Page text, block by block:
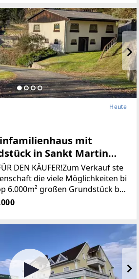
Heute
mit
in Sankt Martin
DEN KÄUFER!Zum Verkauf ste
die viele Möglichkeiten bi
6.000m² großen Grundstück be
bestehend aus derzeit
einem großen zweist
/ Teich.* Das gesamte Grunds
und ist im Grenzkataster
Gebäude wurden neu Bau
sowie ein ne
Neuer Hauptwasseransc